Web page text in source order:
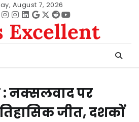
August 7, 2026
Instagram
instagram
Linkedin
google
Twitter
redditYoutube
Excellent
नक्सलवाद पर
जीत, दशकों